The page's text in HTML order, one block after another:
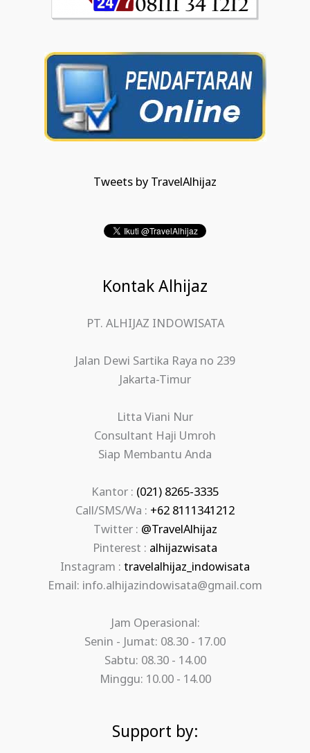
Tweets by TravelAlhijaz
Kontak Alhijaz
PT. ALHIJAZ INDOWISATA
Jalan Dewi Sartika Raya no 239
Jakarta-Timur
Litta Viani Nur
Consultant Haji Umroh
Siap Membantu Anda
Kantor : (021) 8265-3335
Call/SMS/Wa : +62 8111341212
Twitter : @TravelAlhijaz
Pinterest : alhijazwisata
Instagram : travelalhijaz_indowisata
Email: info.alhijazindowisata@gmail.com
Jam Operasional:
Senin - Jumat: 08.30 - 17.00
Sabtu: 08.30 - 14.00
Minggu: 10.00 - 14.00
Support by: